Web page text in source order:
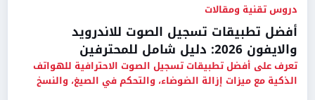
دروس تقنية ومقالات
أفضل تطبيقات تسجيل الصوت للاندرويد
والايفون 2026: دليل شامل للمحترفين
تعرف على أفضل تطبيقات تسجيل الصوت الاحترافية للهواتف
الذكية مع ميزات إزالة الضوضاء، والتحكم في الصيغ، والنسخ